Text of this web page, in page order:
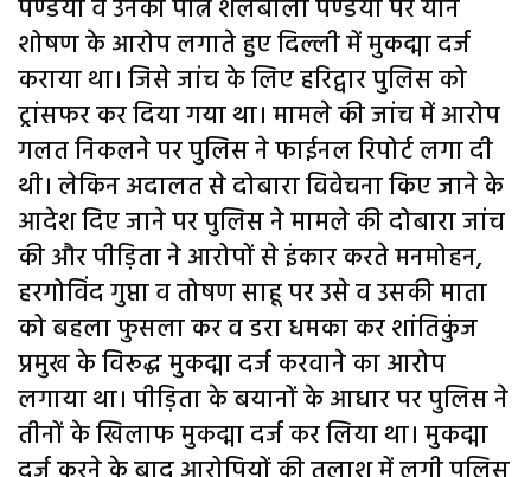
पण्डया व उनकी पत्नि शैलबाला पण्डया पर यौन
शोषण के आरोप लगाते हुए दिल्ली में मुकद्मा दर्ज
कराया था। जिसे जांच के लिए हरिद्वार पुलिस को
ट्रांसफर कर दिया गया था। मामले की जांच में आरोप
गलत निकलने पर पुलिस ने फाईनल रिपोर्ट लगा दी
थी। लेकिन अदालत से दोबारा विवेचना किए जाने के
आदेश दिए जाने पर पुलिस ने मामले की दोबारा जांच
की और पीड़िता ने आरोपों से इंकार करते मनमोहन,
हरगोविंद गुप्ता व तोषण साहू पर उसे व उसकी माता
को बहला फुसला कर व डरा धमका कर शांतिकुंज
प्रमुख के विरूद्ध मुकद्मा दर्ज करवाने का आरोप
लगाया था। पीड़िता के बयानों के आधार पर पुलिस ने
तीनों के खिलाफ मुकद्मा दर्ज कर लिया था। मुकद्मा